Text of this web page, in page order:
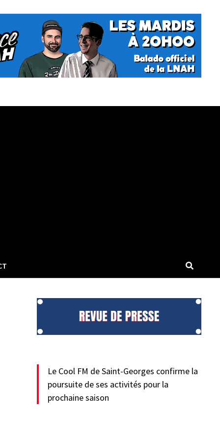
Le Cool FM de Saint-Georges confirme la
poursuite de ses activités pour la
prochaine saison